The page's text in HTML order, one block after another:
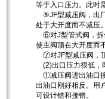
等于入口压力。此时
⑤JF型减压阀，出
处于大开度而不减压
⑥对J型管式阀，拆
使主阀顶在大开度而
⑦对JF型减压阀，
(2)出口压力很低，
①减压阀进出油口接
出油口刚好相反。用
可设计错和接错。